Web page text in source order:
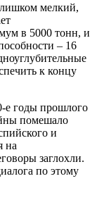
мелкий,
в 5000 тонн, и
– 16
к концу
е годы прошлого
помешало
и
на
заглохли.
по этому